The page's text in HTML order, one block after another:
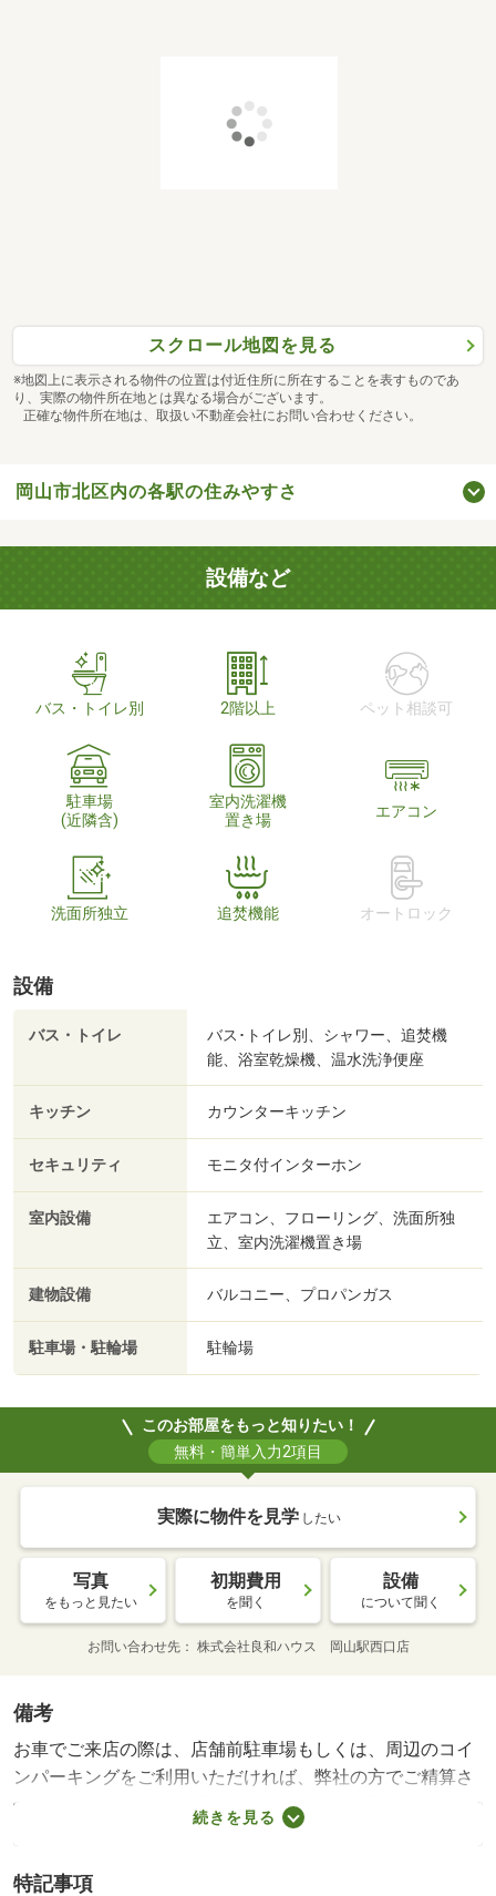
スクロール地図を見る
※地図上に表示される物件の位置は付近住所に所在することを表すものであ
り、実際の物件所在地とは異なる場合がございます。
正確な物件所在地は、取扱い不動産会社にお問い合わせください。
岡山市北区内の各駅の住みやすさ
設備など
バス・トイレ別 2階以上 ペット相談可
駐車場
(近隣含)
室内洗濯機
置き場
エアコン
洗面所独立 追焚機能 オートロック
設備
バス・トイレ
バス･トイレ別、シャワー、追焚機
能、浴室乾燥機、温水洗浄便座
キッチン カウンターキッチン
セキュリティ モニタ付インターホン
室内設備
エアコン、フローリング、洗面所独
立、室内洗濯機置き場
建物設備 バルコニー、プロパンガス
駐車場・駐輪場 駐輪場
このお部屋をもっと知りたい！
無料・簡単入力2項目
実際に物件を見学 したい
写真
をもっと見たい
初期費用
を聞く
設備
について聞く
お問い合わせ先 株式会社良和ハウス 岡山駅西口店
備考
お車でご来店の際は、店舗前駐車場もしくは、周辺のコイ
ンパーキングをご利用いただければ、弊社の方でご精算さ
せていただきます。 【設備・特記事項備考】専用トイレ/
町内会費 300円/ハウスクリーニング 60000円/カギ交換
続きを見る
特記事項